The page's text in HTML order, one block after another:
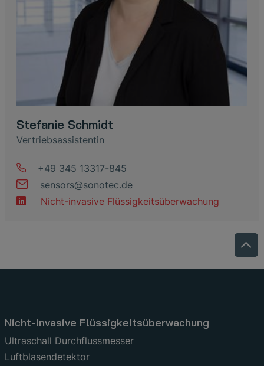
Stefanie Schmidt
Vertriebsassistentin
+49 345 13317-845
sensors@sonotec.de
Nicht-invasive Flüssigkeitsüberwachung
Nicht-invasive Flüssigkeitsüberwachung
Ultraschall Durchflussmesser
Luftblasendetektor